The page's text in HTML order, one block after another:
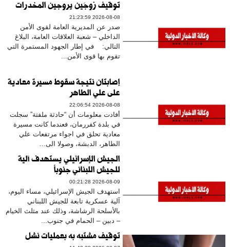
توقيف زوجَين يروجين المخدرات
2026-08-08 21:23:59
صدر عن المديرية العامة لقوى الأمن
الداخلي – شعبة العلاقات العامة، البلاغ
التالي: في إطار الجهود المستمرة التي
تقوم بها قوى الأمن...
إصابتان نتيجة سقوط مسيرة معادية
على علي الطاهر
2026-08-08 22:06:54
أفادت معلومات أن “حادثة ملفتة” سجلت
في بلدة كفررمان، فعندما كانت مسيرة
معادية تحلق في اجواء مرتفعات علي
الطاهر، الدبشة، وصولا الى...
الجيش الإسرائيلي يستهدف آلية
للجيش اللبناني جنوباً
2026-08-09 00:21:28
استهدف الجيش الإسرائيلي، مساء اليوم،
آلية عسكرية تابعة للجيش اللبناني
بالأسلحة الرشاشة، وذلك عند مثلث الخيام
– دبين – الحمام في جنوب...
توقيف مشتبه به بعمليات نشل